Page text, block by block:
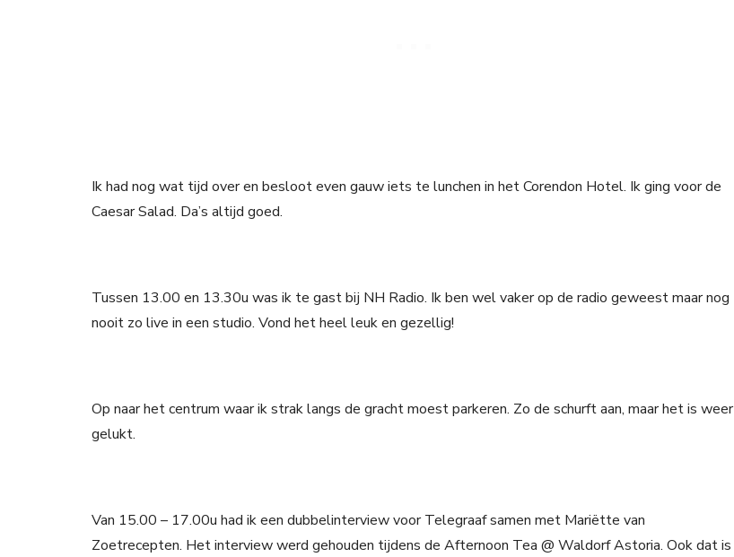
Ik had nog wat tijd over en besloot even gauw iets te lunchen in het Corendon Hotel. Ik ging voor de
Caesar Salad. Da’s altijd goed.
Tussen 13.00 en 13.30u was ik te gast bij NH Radio. Ik ben wel vaker op de radio geweest maar nog
nooit zo live in een studio. Vond het heel leuk en gezellig!
Op naar het centrum waar ik strak langs de gracht moest parkeren. Zo de schurft aan, maar het is weer
gelukt.
Van 15.00 – 17.00u had ik een dubbelinterview voor Telegraaf samen met Mariëtte van
Zoetrecepten. Het interview werd gehouden tijdens de Afternoon Tea @ Waldorf Astoria. Ook dat is